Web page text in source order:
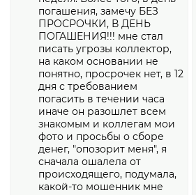
погашения, замечу БЕЗ
ПРОСРОЧКИ, В ДЕНЬ
ПОГАШЕНИЯ!!! мне стал
писать угрозы коллектор,
на каком основании не
понятно, просрочек нет, в 12
дня с требованием
погасить в течении часа
иначе он разошлет всем
знакомым и коллегам мои
фото и просьбы о сборе
денег, "опозорит меня", я
сначала ошалела от
происходящего, подумала,
какой-то мошенник мне